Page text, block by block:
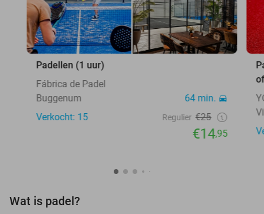
Padellen (1 uur)
Fábrica de Padel
Buggenum
64 min.
Verkocht: 15
Regulier €25
€14,95
Wat is padel?